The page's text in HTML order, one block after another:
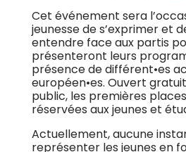
Cet événement sera
jeunesse de s’exprimer et
entendre face aux partis
présenteront leurs
présence de différent•es
européen•es. Ouvert
public, les premières
réservées aux jeunes et
Actuellement, aucune
représenter les jeunes en